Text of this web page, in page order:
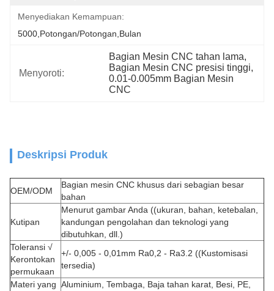
Menyediakan Kemampuan:
5000,Potongan/Potongan,Bulan
Menyoroti:
Bagian Mesin CNC tahan lama,
Bagian Mesin CNC presisi tinggi
0.01-0.005mm Bagian Mesin
CNC
Deskripsi Produk
OEM/ODM
Bagian mesin CNC khusus dari sebagian besar
bahan
Kutipan
Menurut gambar Anda ((ukuran, bahan, ketebalan,
kandungan pengolahan dan teknologi yang
dibutuhkan, dll.)
Toleransi √
Kerontokan
permukaan
+/- 0,005 - 0,01mm Ra0,2 - Ra3.2 ((Kustomisasi
tersedia)
Materi yang Aluminium, Tembaga, Baja tahan karat, Besi, PE,